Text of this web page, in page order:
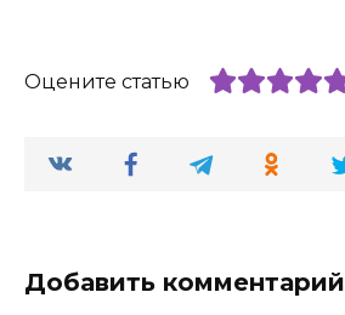
Оцените статью
Добавить комментарий